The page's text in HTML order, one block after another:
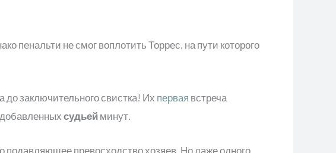
пенальти не смог воплотить Торрес, на пути которого
до заключительного свистка! Их первая встреча
судьей минут.
подавляющее превосходство хозяев. Но даже одного